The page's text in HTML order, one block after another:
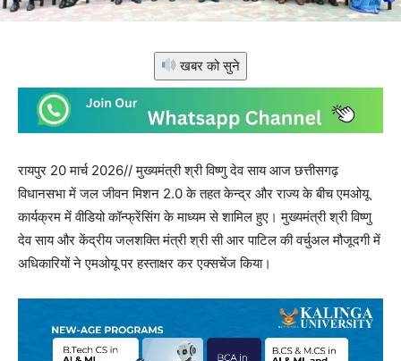
खबर को सुने
रायपुर 20 मार्च 2026// मुख्यमंत्री श्री विष्णु देव साय आज छत्तीसगढ़
विधानसभा में जल जीवन मिशन 2.0 के तहत केन्द्र और राज्य के बीच एमओयू
कार्यक्रम में वीडियो कॉन्फ्रेंसिंग के माध्यम से शामिल हुए। मुख्यमंत्री श्री विष्णु
देव साय और केंद्रीय जलशक्ति मंत्री श्री सी आर पाटिल की वर्चुअल मौजूदगी में
अधिकारियों ने एमओयू पर हस्ताक्षर कर एक्सचेंज किया।